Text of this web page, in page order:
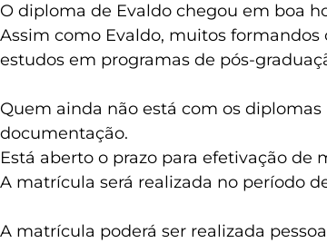
O diploma de Evaldo chegou em boa
Assim como Evaldo, muitos
estudos em programas de pós-
Quem ainda não está com os
documentação.
Está aberto o prazo para efetivação de
A matrícula será realizada no período
A matrícula poderá ser realizada